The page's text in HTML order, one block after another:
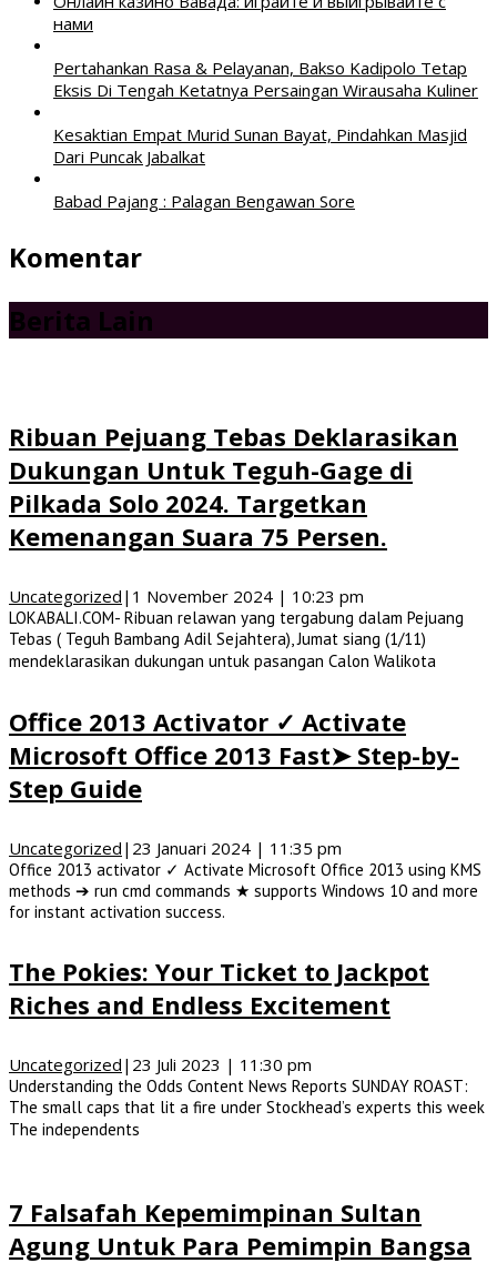
нами
Pertahankan Rasa & Pelayanan, Bakso Kadipolo Tetap
Eksis Di Tengah Ketatnya Persaingan Wirausaha Kuliner
Kesaktian Empat Murid Sunan Bayat, Pindahkan Masjid
Dari Puncak Jabalkat
Babad Pajang : Palagan Bengawan Sore
Komentar
Berita Lain
Ribuan Pejuang Tebas Deklarasikan
Dukungan Untuk Teguh-Gage di
Pilkada Solo 2024. Targetkan
Kemenangan Suara 75 Persen.
Uncategorized | 1 November 2024 | 10:23 pm
LOKABALI.COM- Ribuan relawan yang tergabung dalam Pejuang
Tebas ( Teguh Bambang Adil Sejahtera), Jumat siang (1/11)
mendeklarasikan dukungan untuk pasangan Calon Walikota
Office 2013 Activator ✓ Activate
Microsoft Office 2013 Fast➤ Step-by-
Step Guide
Uncategorized | 23 Januari 2024 | 11:35 pm
Office 2013 activator ✓ Activate Microsoft Office 2013 using KMS
methods ➔ run cmd commands ★ supports Windows 10 and more
for instant activation success.
The Pokies: Your Ticket to Jackpot
Riches and Endless Excitement
Uncategorized | 23 Juli 2023 | 11:30 pm
Understanding the Odds Content News Reports SUNDAY ROAST:
The small caps that lit a fire under Stockhead’s experts this week
The independents
7 Falsafah Kepemimpinan Sultan
Agung Untuk Para Pemimpin Bangsa